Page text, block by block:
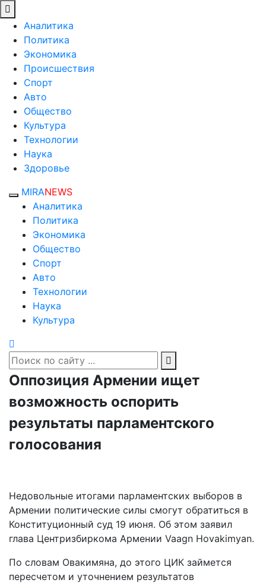
Аналитика
Политика
Экономика
Происшествия
Спорт
Авто
Общество
Культура
Технологии
Наука
Здоровье
MIRANEWS
Аналитика
Политика
Экономика
Общество
Спорт
Авто
Технологии
Наука
Культура
Оппозиция Армении ищет
возможность оспорить
результаты парламентского
голосования
Недовольные итогами парламентских выборов в
Армении политические силы смогут обратиться в
Конституционный суд 19 июня. Об этом заявил
глава Центризбиркома Армении Vaagn Hovakimyan.
По словам Овакимяна, до этого ЦИК займется
пересчетом и уточнением результатов